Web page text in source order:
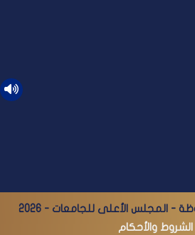
© جميع الحقوق محفوظة - المجلس الأعلى للجامعات - 2026
الشروط والأحكام